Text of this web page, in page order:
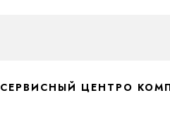
СЕРВИСНЫЙ ЦЕНТРО